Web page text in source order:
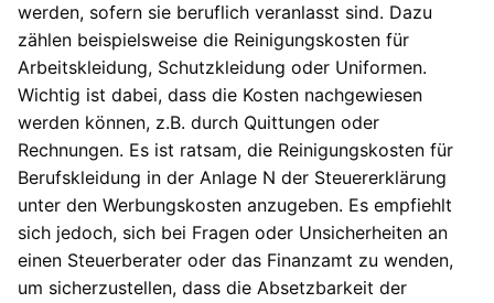
werden, sofern sie beruflich veranlasst sind. Dazu
zählen beispielsweise die Reinigungskosten für
Arbeitskleidung, Schutzkleidung oder Uniformen.
Wichtig ist dabei, dass die Kosten nachgewiesen
werden können, z.B. durch Quittungen oder
Rechnungen. Es ist ratsam, die Reinigungskosten für
Berufskleidung in der Anlage N der Steuererklärung
unter den Werbungskosten anzugeben. Es empfiehlt
sich jedoch, sich bei Fragen oder Unsicherheiten an
einen Steuerberater oder das Finanzamt zu wenden,
um sicherzustellen, dass die Absetzbarkeit der